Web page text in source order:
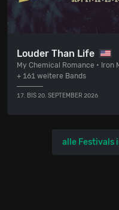
Louder Than Life
My Chemical Romance • Iron
+ 161 weitere Bands
17. BIS 20. SEPTEMBER 2026
alle Festivals